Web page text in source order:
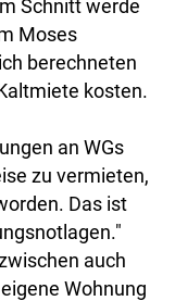
Schnitt werde
Moses
berechneten
kosten.
an WGs
zu vermieten,
Das ist
auch
Wohnung